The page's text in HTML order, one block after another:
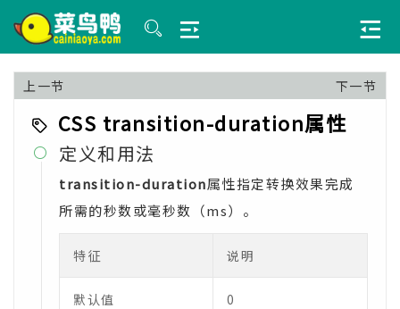
上一节 下一节
CSS transition-duration属性
 定义和用法
transition-duration属性指定转换效果完成
所需的秒数或毫秒数（ms）。
特征 说明
默认值 0